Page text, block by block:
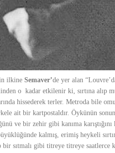
Eşek, Şahmerdan, Yaşayacak,
Gece İşi”, “Battaniye”
de olduğu gibi
Yılan” , Dondurmacının Çırağı ,
okuyucuya bırakır.
ilkine Semaver’de yer alan
o kadar etkilenir ki, sırtına alıp
hissederek terler. Metroda bile
ait bir kartpostaldır. Öykünün
ve bir zehir gibi kanıma
kalmış, erimiş heykeli
bir sıtmalı gibi titreye titreye saatlerce